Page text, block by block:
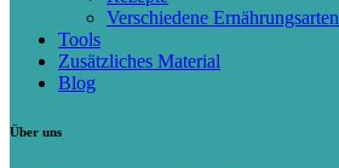
Verschiedene Ernährungsarten
Tools
Zusätzliches Material
Blog
Über uns